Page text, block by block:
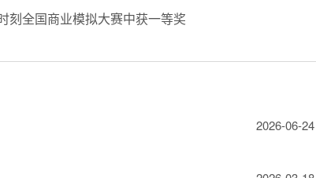
刻全国商业模拟大赛中获一等奖
2026-06-24